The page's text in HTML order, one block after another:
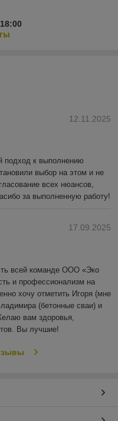
12.11.2025
подход к выполнению
выбор на этом и не
всех нюансов,
за выполненную работу!
17.09.2025
всей команде ООО «Эко
и профессионализм на
хочу отметить Игоря (мне
(бетонные сваи) и
вам здоровья,
Вы лучшие!